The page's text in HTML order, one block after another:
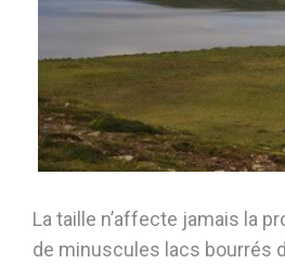
La taille n’affecte jamais la
de minuscules lacs bourrés